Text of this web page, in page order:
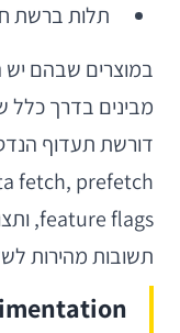
תלות ברשת
במוצרים שבהם
תשובות מהירות